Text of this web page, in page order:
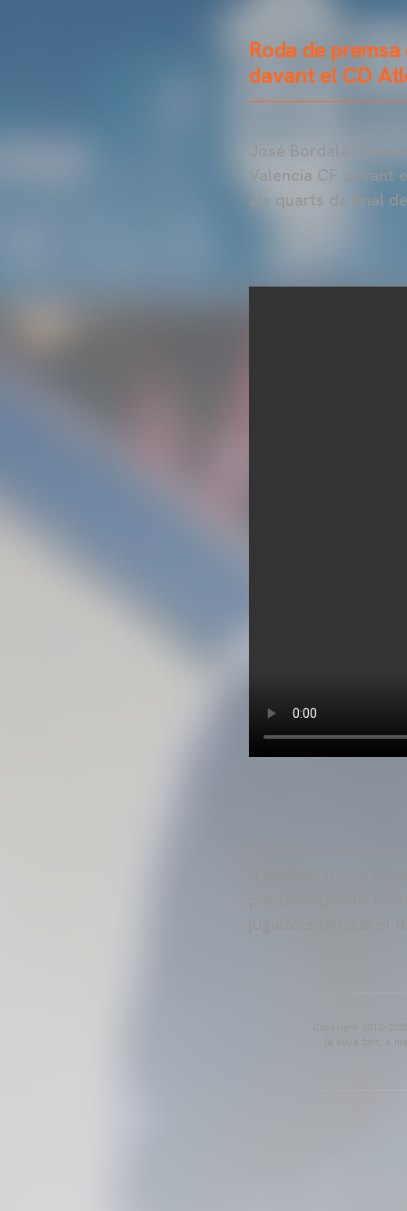
Roda de
davant el CD
José Bordalás ha
Valencia CF davant
als quarts de final
"El més important
d'eliminar a dos
per davant molt
jugadors perquè el
Copyright 2013-
la seua font, a